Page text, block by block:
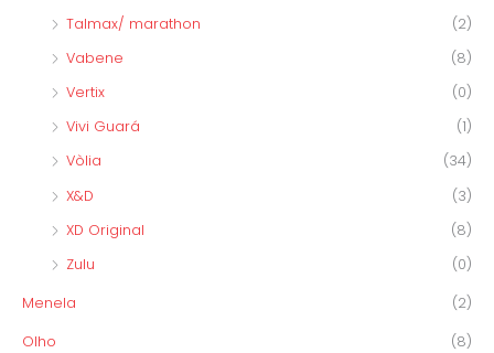
Talmax/ marathon
(2)
Vabene
(8)
Vertix
(0)
Vivi Guará
(1)
Vòlia
(34)
X&D
(3)
XD Original
(8)
Zulu
(0)
Menela (2)
Olho (8)